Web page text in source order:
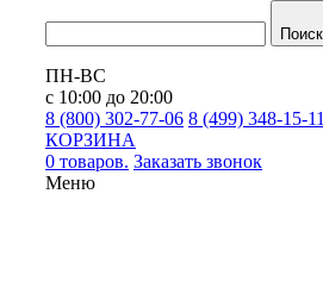
Поиск
ПН-ВС
с 10:00 до 20:00
8 (800) 302-77-06 8 (499) 348-15-11
КОРЗИНА
0 товаров. Заказать звонок
Меню